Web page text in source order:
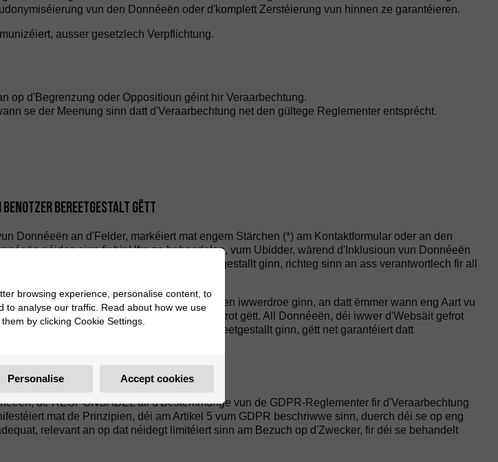
vun den Donnéeën oder d'komplett Zerstéierung vun hinnen ze garantéieren.
ausser gesetzlech Verpflichtung.
op d'Begrenzung oder Oppositioun géint hir Veraarbechtung.
se der Meenung sinn datt d'Veraarbechtung net den gültege Reglementer entsprécht.
BEREETGESTALT GËTT
Donnéeën an d'Felder, markéiert mat engem Stärchen (*) am Kontaktformular oder an den
néideg sinn fir hir Ufro ze behandelen, vum Ubidder, wärend d'Inklusioun vun Donnéeën
déi dem RESPONSABEL bereetgestallt ginn, richteg sinn an ass verantwortlech fir all
Donnéeën an kee Fall un Drëtt Parteien iwwerdroe ginn, an datt ëmmer wann eng Aart vu
Zoustëmmung vun de Benotzer gefrot gëtt. All Donnéeën, déi iwwer d'Websäit gefrot
Am Fall wou net all Donnéeë bereetgestallt ginn, gëtt net garantéiert datt
sinn.
de RESPONSABEL all d'Bestëmmunge vun de GDPR-Reglementer fir d'Veraarbechtung
mat de Prinzipien, déi am Artikel 5 vum GDPR beschriwwe sinn, duerch déi se op eng
relevant an op dat néidegt limitéiert sinn am Bezuch op d'Zwecker, fir déi se behandelt
browsing experience, personalise content, to
to analyse our traffic. Read about how we use
by clicking Cookie Settings.
Personalise Accept cookies